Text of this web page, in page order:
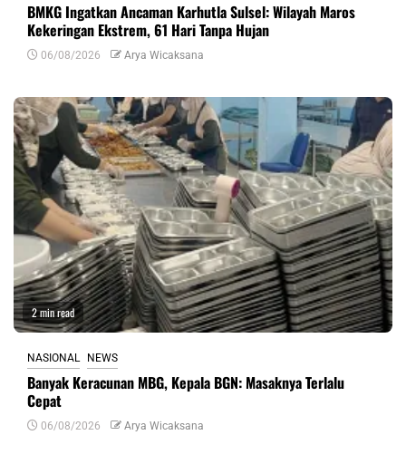
BMKG Ingatkan Ancaman Karhutla Sulsel: Wilayah Maros
Kekeringan Ekstrem, 61 Hari Tanpa Hujan
06/08/2026 Arya Wicaksana
2 min read
NASIONAL NEWS
Banyak Keracunan MBG, Kepala BGN: Masaknya Terlalu
Cepat
06/08/2026 Arya Wicaksana